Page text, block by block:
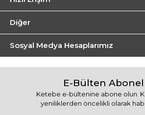
Diğer
Sosyal Medya Hesaplarımız
E-Bülten
Ketebe e-bültenine abone olun.
yeniliklerden öncelikli olarak